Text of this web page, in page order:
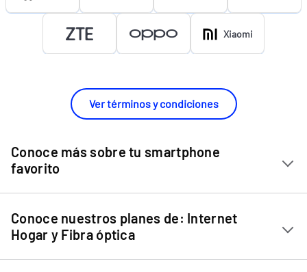
Xiaomi
Ver términos y condiciones
Conoce más sobre tu smartphone
favorito
Chip Entel
Apple iPhone 11
Apple iPhone 12 Mini
Conoce nuestros planes de: Internet
Hogar y Fibra óptica
Internet Hogar